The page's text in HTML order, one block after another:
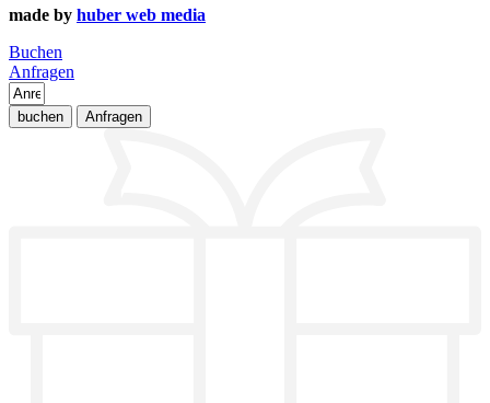
made by huber web media
Buchen
Anfragen
buchen Anfragen